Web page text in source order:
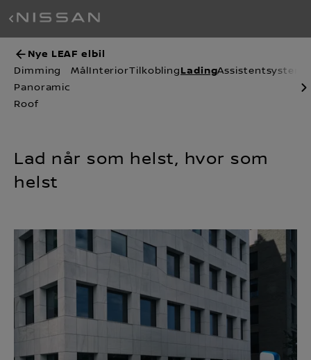
Nye LEAF elbil
Dimming
Panoramic
Roof
Mål InteriorTilkoblingLading
Lad når som helst, hvor som
helst